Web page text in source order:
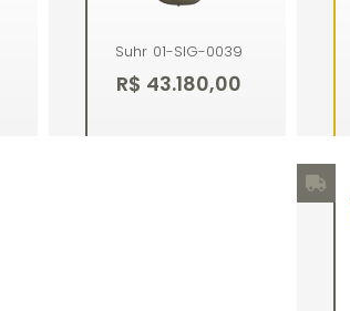
Suhr 01-SIG-0039
R$ 43.180,00